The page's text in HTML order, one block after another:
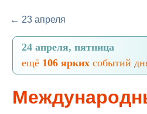
← 23 апреля
24 апреля, пятница
ещё 106 ярких событий